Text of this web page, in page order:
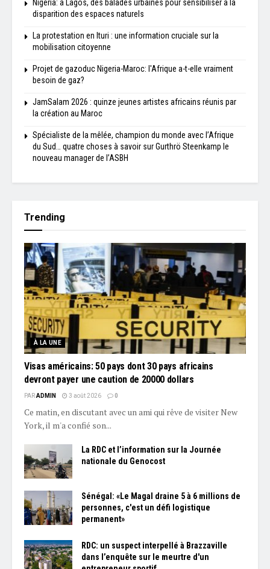
Nigeria: à Lagos, des balades urbaines pour sensibiliser à la
disparition des espaces naturels
La protestation en Ituri : une information cruciale sur la
mobilisation citoyenne
Projet de gazoduc Nigeria-Maroc: l'Afrique a-t-elle vraiment
besoin de gaz?
JamSalam 2026 : quinze jeunes artistes africains réunis par
la création au Maroc
Spécialiste de la mêlée, champion du monde avec l’Afrique
du Sud… quatre choses à savoir sur Gurthrö Steenkamp le
nouveau manager de l’ASBH
Trending
À LA UNE
Visas américains: 50 pays dont 30 pays africains
devront payer une caution de 20000 dollars
PARADMIN 3 août 2026 0
Ce matin, en discutant avec un ami qui rêve de visiter New
York, il m'a confié son...
La RDC et l’information sur la Journée
nationale du Genocost
Sénégal: «Le Magal draine 5 à 6 millions de
personnes, c'est un défi logistique
permanent»
RDC: un suspect interpellé à Brazzaville
dans l’enquête sur le meurtre d'un